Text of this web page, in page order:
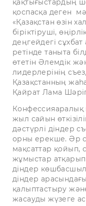
қақтығыстардың
қоспасқа деген
«Қазақстан өзін
біріктіруші,
деңгейдегі
ретінде таныта
өтетін Әлемдік
лидерлерінің
Қазақстанның
Қайрат Лама
Конфессияаралық
жыл сайын
дәстүрлі діндер
орны ерекше. Әр
мақсаттар қойып,
жұмыстар атқарып
діндер
діндер
қалыптастыру
жасауды жүзеге